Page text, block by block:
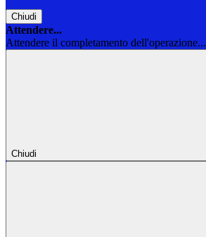
Chiudi
Attendere...
Attendere il completamento dell'operazione...
Chiudi